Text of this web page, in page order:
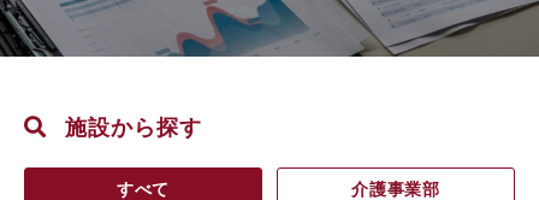
施設から探す
すべて 介護事業部